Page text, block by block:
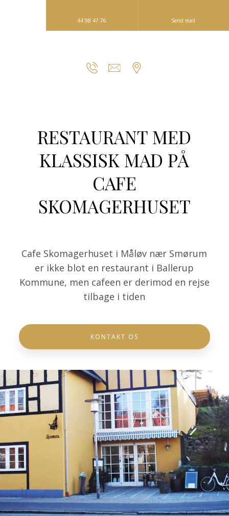
44 98 47 76 Send mail
RESTA​URANT MED
KLASSISK MAD PÅ
CAFE
SKOMAGERHUSET​
Cafe Skomagerhuset i Måløv nær Smørum
er ikke blot en restaura​nt i Ballerup
Kommune, men cafeen er derimod en rejse
tilbage i tiden
KONTAKT OS